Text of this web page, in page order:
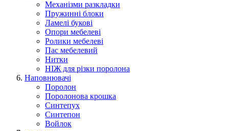
Механізми разкладки
Пружинні блоки
Ламелі букові
Опори мебелеві
Ролики мебелеві
Пас мебелевий
Нитки
НІЖ для різки поролона
Наповнювачі
Поролон
Поролонова крошка
Синтепух
Синтепон
Войлок